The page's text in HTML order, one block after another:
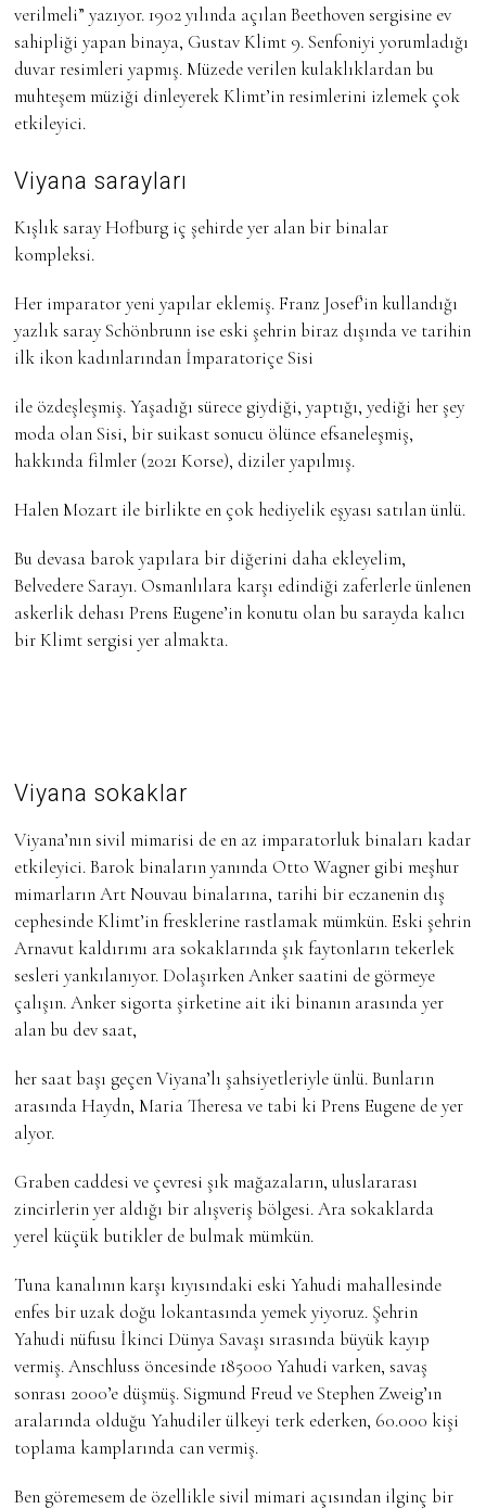
verilmeli” yazıyor. 1902 yılında açılan Beethoven sergisine ev
sahipliği yapan binaya, Gustav Klimt 9. Senfoniyi yorumladığı
duvar resimleri yapmış. Müzede verilen kulaklıklardan bu
muhteşem müziği dinleyerek Klimt’in resimlerini izlemek çok
etkileyici.
Viyana sarayları
Kışlık saray Hofburg iç şehirde yer alan bir binalar
kompleksi.
Her imparator yeni yapılar eklemiş. Franz Josef’in kullandığı
yazlık saray Schönbrunn ise eski şehrin biraz dışında ve tarihin
ilk ikon kadınlarından İmparatoriçe Sisi
ile özdeşleşmiş. Yaşadığı sürece giydiği, yaptığı, yediği her şey
moda olan Sisi, bir suikast sonucu ölünce efsaneleşmiş,
hakkında filmler (2021 Korse), diziler yapılmış.
Halen Mozart ile birlikte en çok hediyelik eşyası satılan ünlü.
Bu devasa barok yapılara bir diğerini daha ekleyelim,
Belvedere Sarayı. Osmanlılara karşı edindiği zaferlerle ünlenen
askerlik dehası Prens Eugene’in konutu olan bu sarayda kalıcı
bir Klimt sergisi yer almakta.
Viyana sokaklar
Viyana’nın sivil mimarisi de en az imparatorluk binaları kadar
etkileyici. Barok binaların yanında Otto Wagner gibi meşhur
mimarların Art Nouvau binalarına, tarihi bir eczanenin dış
cephesinde Klimt’in fresklerine rastlamak mümkün. Eski şehrin
Arnavut kaldırımı ara sokaklarında şık faytonların tekerlek
sesleri yankılanıyor. Dolaşırken Anker saatini de görmeye
çalışın. Anker sigorta şirketine ait iki binanın arasında yer
alan bu dev saat,
her saat başı geçen Viyana’lı şahsiyetleriyle ünlü. Bunların
arasında Haydn, Maria Theresa ve tabi ki Prens Eugene de yer
alyor.
Graben caddesi ve çevresi şık mağazaların, uluslararası
zincirlerin yer aldığı bir alışveriş bölgesi. Ara sokaklarda
yerel küçük butikler de bulmak mümkün.
Tuna kanalının karşı kıyısındaki eski Yahudi mahallesinde
enfes bir uzak doğu lokantasında yemek yiyoruz. Şehrin
Yahudi nüfusu İkinci Dünya Savaşı sırasında büyük kayıp
vermiş. Anschluss öncesinde 185000 Yahudi varken, savaş
sonrası 2000’e düşmüş. Sigmund Freud ve Stephen Zweig’ın
aralarında olduğu Yahudiler ülkeyi terk ederken, 60.000 kişi
toplama kamplarında can vermiş.
Ben göremesem de özellikle sivil mimari açısından ilginç bir